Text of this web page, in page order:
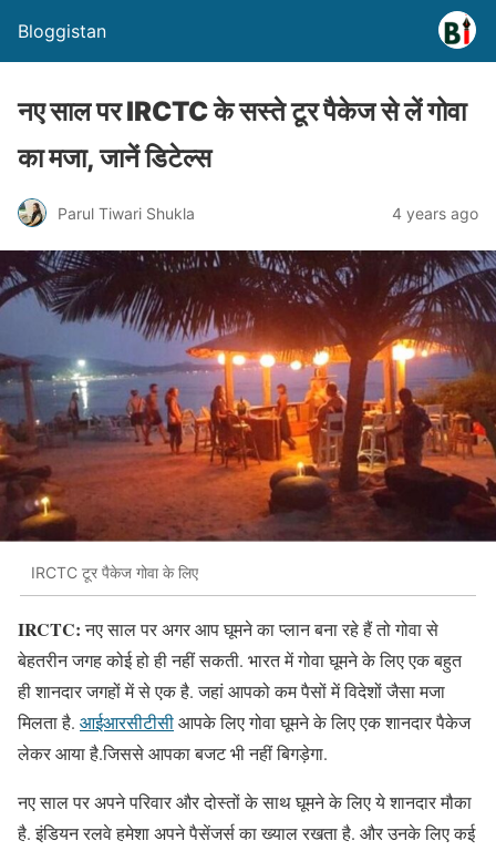
Bloggistan
नए साल पर IRCTC के सस्ते टूर पैकेज से लें गोवा
का मजा, जानें डिटेल्स
Parul Tiwari Shukla 4 years ago
IRCTC टूर पैकेज गोवा के लिए
IRCTC:नए साल पर अगर आप घूमने का प्लान बना रहे हैं तो गोवा से
बेहतरीन जगह कोई हो ही नहीं सकती. भारत में गोवा घूमने के लिए एक बहुत
ही शानदार जगहों में से एक है. जहां आपको कम पैसों में विदेशों जैसा मजा
मिलता है. आईआरसीटीसीआपके लिए गोवा घूमने के लिए एक शानदार पैकेज
लेकर आया है.जिससे आपका बजट भी नहीं बिगड़ेगा.
नए साल पर अपने परिवार और दोस्तों के साथ घूमने के लिए ये शानदार मौका
है. इंडियन रलवे हमेशा अपने पैसेंजर्स का ख्याल रखता है. और उनके लिए कई